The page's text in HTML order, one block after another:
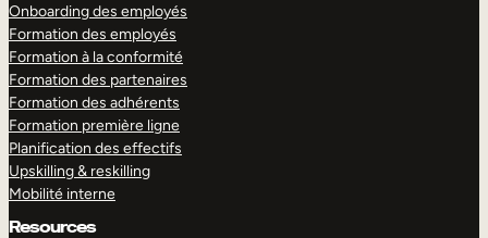
Onboarding des employés
Formation des employés
Formation à la conformité
Formation des partenaires
Formation des adhérents
Formation première ligne
Planification des effectifs
Upskilling & reskilling
Mobilité interne
Resources